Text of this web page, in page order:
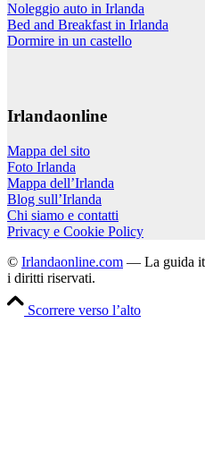
Noleggio auto in Irlanda
Bed and Breakfast in Irlanda
Dormire in un castello
Irlandaonline
Mappa del sito
Foto Irlanda
Mappa dell’Irlanda
Blog sull’Irlanda
Chi siamo e contatti
Privacy e Cookie Policy
© Irlandaonline.com — La guida
i diritti riservati.
Scorrere verso l’alto